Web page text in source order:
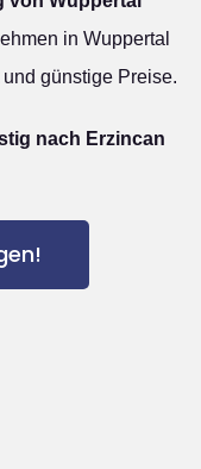
in Wuppertal
günstige Preise.
nach Erzincan